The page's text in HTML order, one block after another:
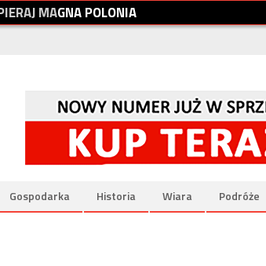
IERAJMAGNAPOLONIA
Gospodarka Historia Wiara Podróże